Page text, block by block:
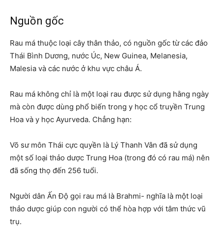
Nguồn gốc
Rau má thuộc loại cây thân thảo, có nguồn gốc từ các đảo
Thái Bình Dương, nước Úc, New Guinea, Melanesia,
Malesia và các nước ở khu vực châu Á.
Rau má không chỉ là một loại rau được sử dụng hằng ngày
mà còn được dùng phổ biến trong y học cổ truyền Trung
Hoa và y học Ayurveda. Chẳng hạn:
Võ sư môn Thái cực quyền là Lý Thanh Vân đã sử dụng
một số loại thảo dược Trung Hoa (trong đó có rau má) nên
đã sống thọ đến 256 tuổi.
Người dân Ấn Độ gọi rau má là Brahmi- nghĩa là một loại
thảo dược giúp con người có thể hòa hợp với tâm thức vũ
trụ.